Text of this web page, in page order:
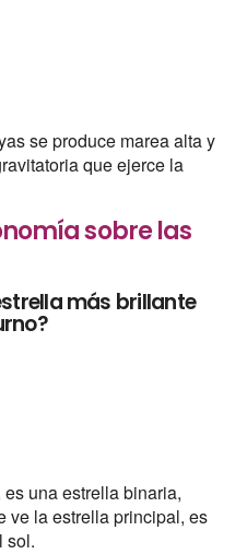
se produce marea alta y
que ejerce la
sobre las
más brillante
una estrella binaria,
ve la estrella principal, es
sol.